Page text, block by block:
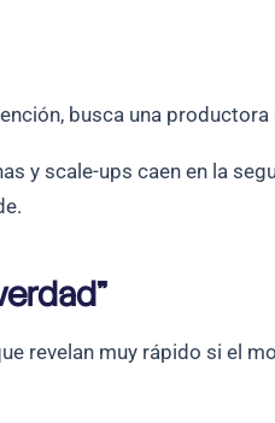
busca una
y scale-ups caen en la
revelan muy rápido si el